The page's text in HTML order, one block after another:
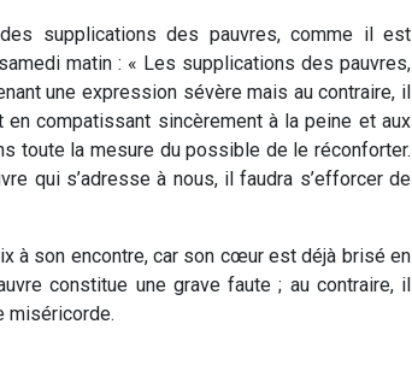
supplications des pauvres, comme il est
matin : « Les supplications des pauvres,
une expression sévère mais au contraire, il
compatissant sincèrement à la peine et aux
toute la mesure du possible de le réconforter.
qui s’adresse à nous, il faudra s’efforcer de
à son encontre, car son cœur est déjà brisé en
constitue une grave faute ; au contraire, il
miséricorde.